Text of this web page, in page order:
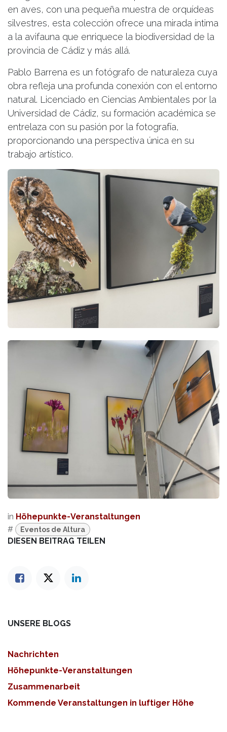
en aves, con una pequeña muestra de orquídeas
silvestres, esta colección ofrece una mirada íntima
a la avifauna que enriquece la biodiversidad de la
provincia de Cádiz y más allá.
Pablo Barrena es un fotógrafo de naturaleza cuya
obra refleja una profunda conexión con el entorno
natural. Licenciado en Ciencias Ambientales por la
Universidad de Cádiz, su formación académica se
entrelaza con su pasión por la fotografía,
proporcionando una perspectiva única en su
trabajo artístico.
in Höhepunkte-Veranstaltungen
#
Eventos de Altura
DIESEN BEITRAG TEILEN
UNSERE BLOGS
Nachrichten
Höhepunkte-Veranstaltungen
Zusammenarbeit
Kommende Veranstaltungen in luftiger Höhe